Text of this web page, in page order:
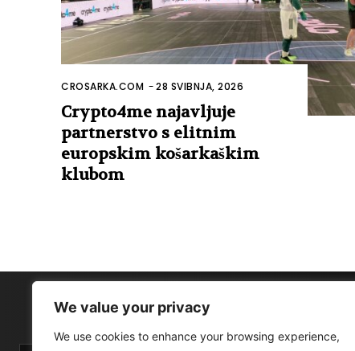
We value your privacy
We use cookies to enhance your browsing experience,
CROSARKA.COM -28 SVIBNJA, 2026
Crypto4me najavljuje
partnerstvo s elitnim
europskim košarkaškim
klubom